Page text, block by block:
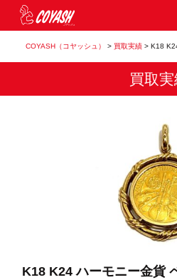
COYASH（コヤッシュ） > 買取実績> K18
買取
K18 K24 ハーモニー金貨